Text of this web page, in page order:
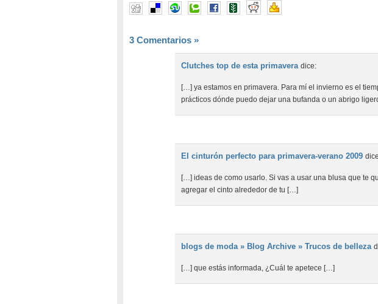
3 Comentarios »
Clutches top de esta primavera dice:
[…] ya estamos en primavera. Para mí el invierno es el
prácticos dónde puedo dejar una bufanda o un abrigo
El cinturón perfecto para primavera-verano 2009
[…] ideas de como usarlo. Si vas a usar una blusa que te
agregar el cinto alrededor de tu […]
blogs de moda » Blog Archive » Trucos de belleza
[…] que estás informada, ¿Cuál te apetece […]